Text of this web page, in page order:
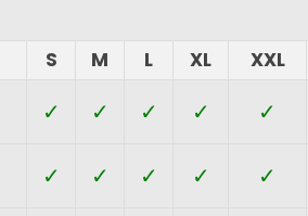
S M L XL XXL
✓ ✓ ✓ ✓ ✓
✓ ✓ ✓ ✓ ✓